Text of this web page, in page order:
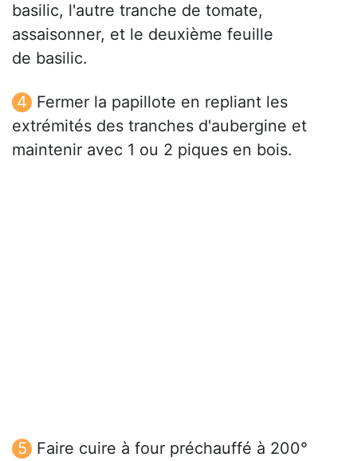
basilic, l'autre tranche de tomate,
assaisonner, et le deuxième feuille
de basilic.
Fermer la papillote en repliant les
extrémités des tranches d'aubergine et
maintenir avec 1 ou 2 piques en bois.
Faire cuire à four préchauffé à 200°